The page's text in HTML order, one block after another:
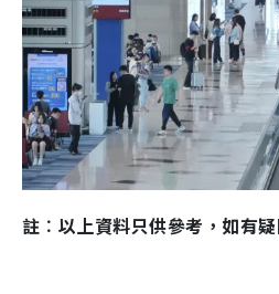
註︰以上資料只供參考，如有